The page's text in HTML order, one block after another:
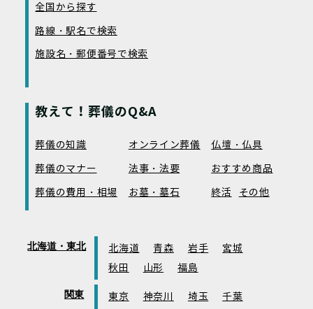
全国から探す
路線・駅名で検索
施設名・郵便番号で検索
教えて！葬儀のQ&A
葬儀の知識 オンライン葬儀
仏壇・仏具
葬儀のマナー
法事・法要
おすすめ商品
葬儀の費用・相場
お墓・墓石 終活 その他
北海道・東北 北海道 青森 岩手
宮城
秋田
山形 福島
関東 東京 神奈川 埼玉
千葉